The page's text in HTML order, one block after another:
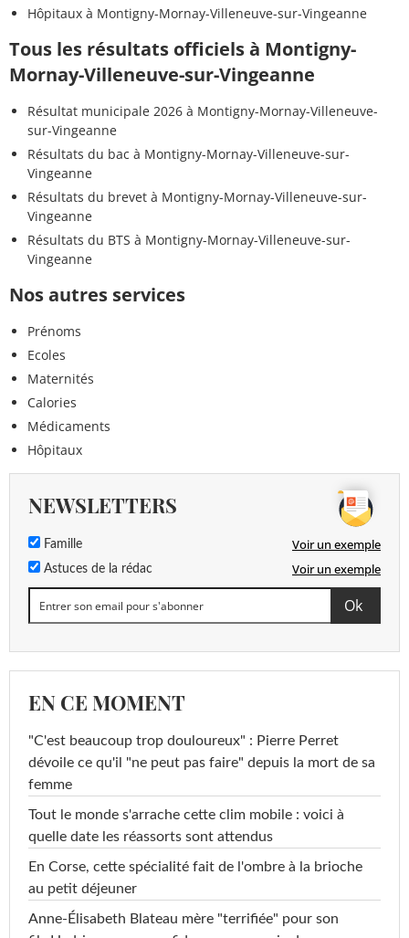
Hôpitaux à Montigny-Mornay-Villeneuve-sur-Vingeanne
Tous les résultats officiels à Montigny-
Mornay-Villeneuve-sur-Vingeanne
Résultat municipale 2026 à Montigny-Mornay-Villeneuve-
sur-Vingeanne
Résultats du bac à Montigny-Mornay-Villeneuve-sur-
Vingeanne
Résultats du brevet à Montigny-Mornay-Villeneuve-sur-
Vingeanne
Résultats du BTS à Montigny-Mornay-Villeneuve-sur-
Vingeanne
Nos autres services
Prénoms
Ecoles
Maternités
Calories
Médicaments
Hôpitaux
NEWSLETTERS
Famille Voir un exemple
Astuces de la rédac Voir un exemple
EN CE MOMENT
"C'est beaucoup trop douloureux" : Pierre Perret
dévoile ce qu'il "ne peut pas faire" depuis la mort de sa
femme
Tout le monde s'arrache cette clim mobile : voici à
quelle date les réassorts sont attendus
En Corse, cette spécialité fait de l'ombre à la brioche
au petit déjeuner
Anne-Élisabeth Blateau mère "terrifiée" pour son